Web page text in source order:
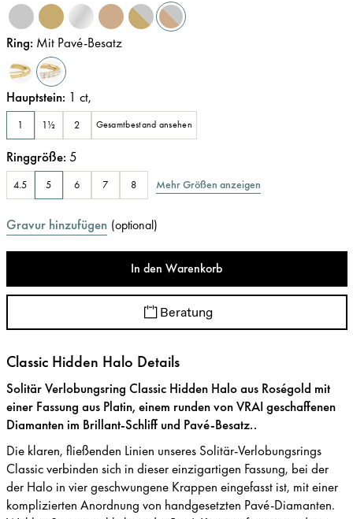
Ring: Mit Pavé-Besatz
Hauptstein: 1 ct,
1 1½ 2 Gesamtbestand ansehen
Ringgröße: 5
4.5 5 6 7 8 Mehr Größen anzeigen
Gravur hinzufügen (optional)
In den Warenkorb
Beratung
Classic Hidden Halo Details
Solitär Verlobungsring Classic Hidden Halo aus Roségold mit
einer Fassung aus Platin, einem runden von VRAI geschaffenen
Diamanten im Brillant-Schliff und Pavé-Besatz..
Die klaren, fließenden Linien unseres Solitär-Verlobungsrings
Classic verbinden sich in dieser einzigartigen Fassung, bei der
der Halo in vier geschwungene Krappen eingefasst ist, mit einer
komplizierten Anordnung von handgesetzten Pavé-Diamanten.